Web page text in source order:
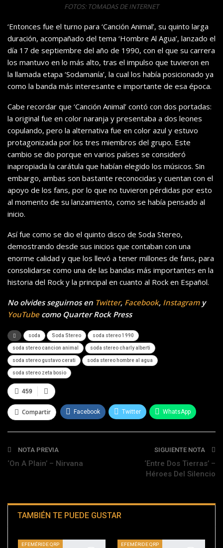
FOTOS: TOMADAS DE INTERNET
‘Entonces fue el turno para ‘Canción Animal’, su quinto larga
duración, acompañado del tema ‘Hombre Al Agua’, lanzado el
día 17 de septiembre del año de 1990, con el que su carrera
los mantuvo en lo más alto, tras el impulso que tuvieron en
la llamada etapa ‘Sodamanía’, la cual los había posicionado ya
como la banda más interesante e importante de esa época.
Cabe recordar que ‘Canción Animal’ contó con dos portadas:
la original fue en color naranja y presentaba a dos leones
copulando, pero la alternativa fue en color azul y estuvo
protagonizada por los tres miembros del grupo. Este
cambio se dio porque en varios países se consideró
inapropiada la carátula que habían elegido los músicos. Sin
embargo, ambas son bastante reconocidas y cuentan con el
apoyo de los fans, por lo que no tuvieron pérdidas por esto
al momento de su lanzamiento, como se había pensado al
inicio.
Así fue como se dio el quinto disco de Soda Stereo,
demostrando desde sus inicios que contaban con una
enorme calidad y que los llevó a tener millones de fans, para
consolidarse como una de las bandas más importantes en la
historia del Rock y la principal en cuanto al Rock en Español.
No olvides seguirnos en Twitter, Facebook, Instagramy
YouTubecomo Quarter Rock Press
soda Soda Stereo soda stereo 1990
soda stereo cancion animal soda stereo charly alberti
soda stereo gustavo cerati soda stereo hombre al agua
soda stereo zeta bosio
459
Compartir Facebook Twitter WhatsApp
Telegram
NOTA PREVIA
‘On A Plain’ – Nirvana
SIGUIENTE NOTA
‘Entre Dos Tierras’ –
Héroes Del Silencio
TAMBIÉN TE PUEDE GUSTAR
EFEMÉRIDE QRP EFEMÉRIDE QRP